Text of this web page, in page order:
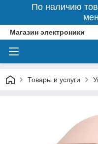
По наличию
Магазин электроники
Товары и услуги